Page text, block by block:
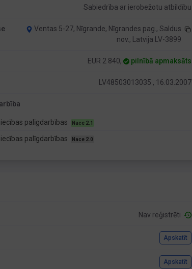
Sabiedrība ar ierobežotu atbildību
Ventas 5-27, Nīgrande, Nīgrandes pag., Saldus
nov., Latvija LV-3899
EUR 2 840, pilnībā apmaksāts
LV48503013035 , 16.03.2007
palīgdarbības Nace 2.1
palīgdarbības Nace 2.0
Nav reģistrēti
Apskatīt
Apskatīt